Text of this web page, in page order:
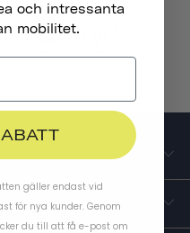
och intressanta
mobilitet.
gäller endast vid
för nya kunder. Genom
du till att få e-post om